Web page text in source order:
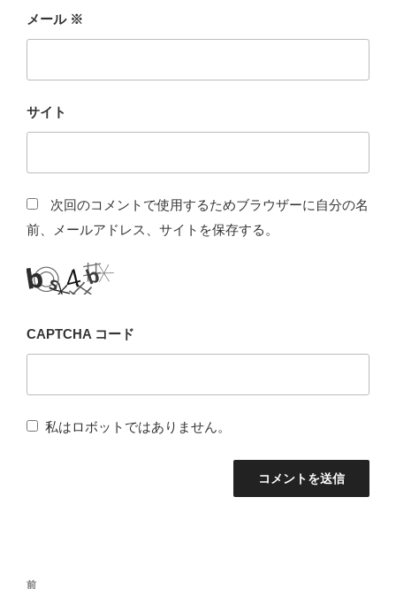
メール ※
サイト
次回のコメントで使用するためブラウザーに自分の名
前、メールアドレス、サイトを保存する。
CAPTCHA コード
私はロボットではありません。
投
前
前